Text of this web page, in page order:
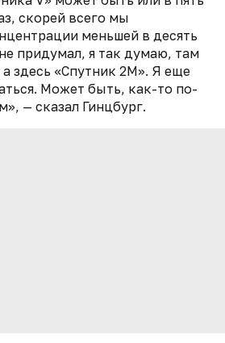
скорей всего мы
меньшей в десять
придумал, я так думаю, там
здесь «Спутник 2М». Я еще
Может быть, как-то по-
— сказал Гинцбург.